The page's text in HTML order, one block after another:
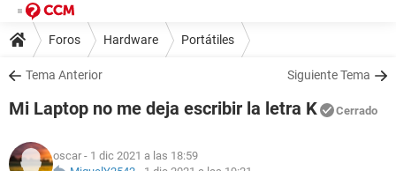
Foros Hardware Portátiles
Tema Anterior Siguiente Tema
Mi Laptop no me deja escribir la letra K Cerrado
oscar - 1 dic 2021 a las 18:59